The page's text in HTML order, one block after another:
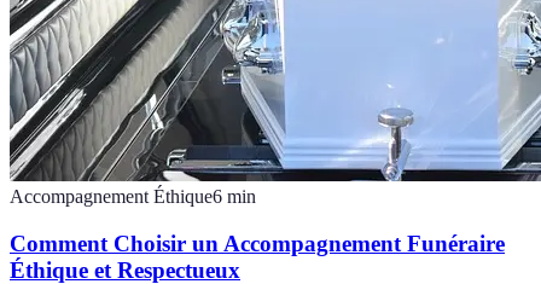
Accompagnement Éthique6 min
Comment Choisir un Accompagnement Funéraire
Éthique et Respectueux